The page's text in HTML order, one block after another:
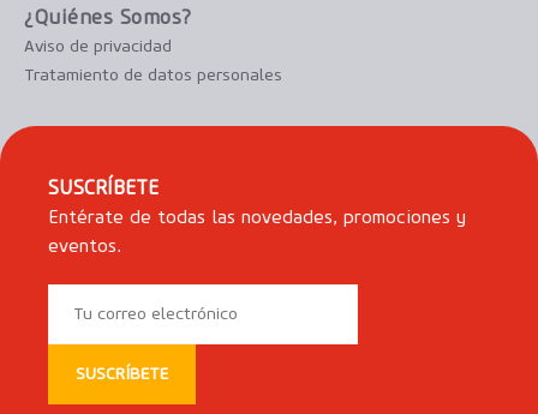
¿Quiénes Somos?
Aviso de privacidad
Tratamiento de datos personales
SUSCRÍBETE
Entérate de todas las novedades, promociones y
eventos.